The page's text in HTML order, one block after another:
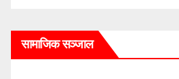
सामाजिक सञ्जाल